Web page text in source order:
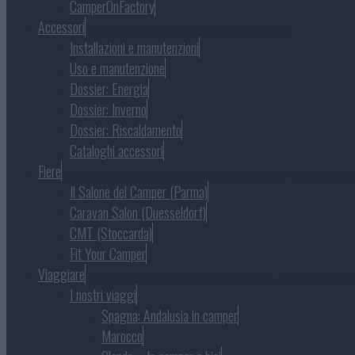
CamperOnFactory
Accessori
Installazioni e manutenzioni
Uso e manutenzione
Dossier: Energia
Dossier: Inverno
Dossier: Riscaldamento
Cataloghi accessori
Fiere
Il Salone del Camper (Parma)
Caravan Salon (Duesseldorf)
CMT (Stoccarda)
Fit Your Camper
Viaggiare
I nostri viaggi
Spagna: Andalusia in camper
Marocco